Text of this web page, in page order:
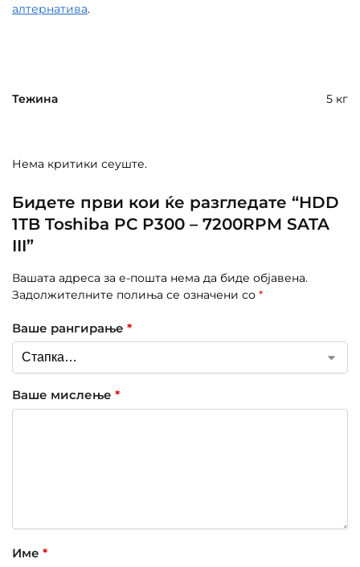
алтернатива.
Тежина 5 кг
Нема критики сеуште.
Бидете први кои ќе разгледате “HDD
1TB Toshiba PC P300 – 7200RPM SATA
III”
Вашата адреса за е-пошта нема да биде објавена.
Задолжителните полиња се означени со *
Ваше рангирање *
Ваше мислење *
Име *